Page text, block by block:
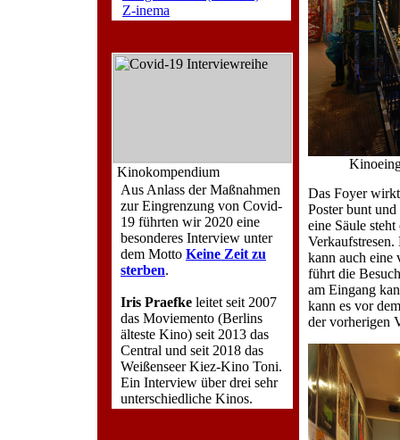
Z-inema
Kinokompendium
Aus Anlass der Maßnahmen
zur Eingrenzung von Covid-
19 führten wir 2020 eine
besonderes Interview unter
dem Motto Keine Zeit zu
sterben.
Iris Praefke leitet seit 2007
das Moviemento (Berlins
älteste Kino) seit 2013 das
Central und seit 2018 das
Weißenseer Kiez-Kino Toni.
Ein Interview über drei sehr
unterschiedliche Kinos.
Das Foyer
Poster bunt
eine Säule
kann auch eine
führt die
am Eingang
kann es vor
der vorherigen